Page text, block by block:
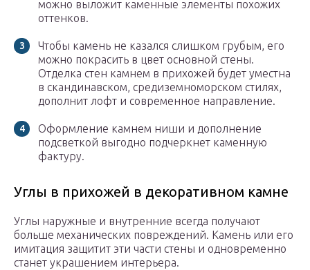
можно выложит каменные элементы похожих
оттенков.
Чтобы камень не казался слишком грубым, его
можно покрасить в цвет основной стены.
Отделка стен камнем в прихожей будет уместна
в скандинавском, средиземноморском стилях,
дополнит лофт и современное направление.
Оформление камнем ниши и дополнение
подсветкой выгодно подчеркнет каменную
фактуру.
Углы в прихожей в декоративном камне
Углы наружные и внутренние всегда получают
больше механических повреждений. Камень или его
имитация защитит эти части стены и одновременно
станет украшением интерьера.